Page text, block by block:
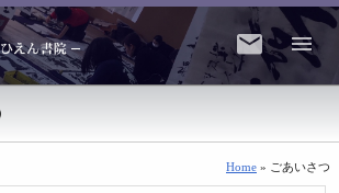
Home » ごあいさつ